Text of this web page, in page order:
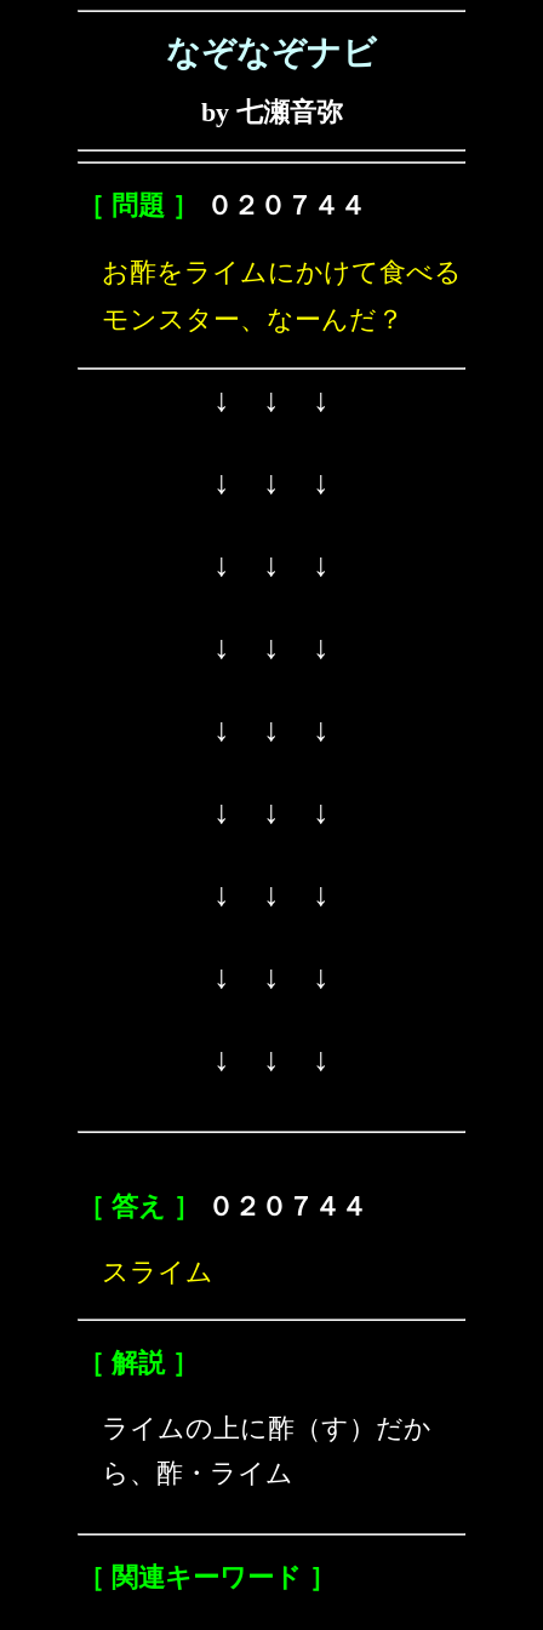
なぞなぞナビ
by 七瀬音弥
［ 問題 ］ ０２０７４４
お酢をライムにかけて食べる
モンスター、なーんだ？
↓ ↓ ↓
↓ ↓ ↓
↓ ↓ ↓
↓ ↓ ↓
↓ ↓ ↓
↓ ↓ ↓
↓ ↓ ↓
↓ ↓ ↓
↓ ↓ ↓
［ 答え ］ ０２０７４４
スライム
［ 解説 ］
ライムの上に酢（す）だか
ら、酢・ライム
［ 関連キーワード ］